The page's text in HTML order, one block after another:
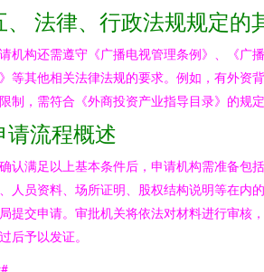
、 法律、行政法规规定的
机构还需遵守《广播电视管理条例》、《广
等其他相关法律法规的要求。例如，有外资
制，需符合《外商投资产业指导目录》的规
请流程概述
认满足以上基本条件后，申请机构需准备包
人员资料、场所证明、股权结构说明等在内
提交申请。审批机关将依法对材料进行审核
后予以发证。